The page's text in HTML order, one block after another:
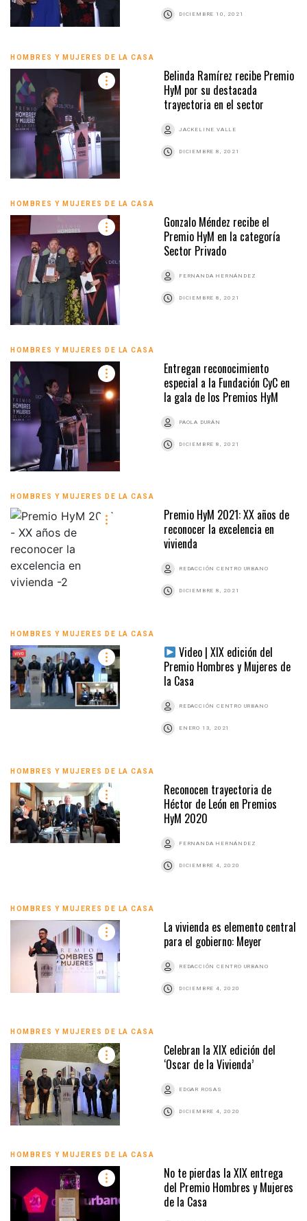
DICIEMBRE 10, 2021
HOMBRES Y MUJERES DE LA CASA
Belinda Ramírez recibe Premio
HyM por su destacada
trayectoria en el sector
JACKELINE VALLE
DICIEMBRE 8, 2021
HOMBRES Y MUJERES DE LA CASA
Gonzalo Méndez recibe el
Premio HyM en la categoría
Sector Privado
FERNANDA HERNÁNDEZ
DICIEMBRE 8, 2021
HOMBRES Y MUJERES DE LA CASA
Entregan reconocimiento
especial a la Fundación CyC en
la gala de los Premios HyM
PAOLA DURÁN
DICIEMBRE 8, 2021
HOMBRES Y MUJERES DE LA CASA
Premio HyM 2021: XX años de
reconocer la excelencia en
vivienda
REDACCIÓN CENTRO URBANO
DICIEMBRE 8, 2021
HOMBRES Y MUJERES DE LA CASA
Video | XIX edición del
Premio Hombres y Mujeres de
la Casa
REDACCIÓN CENTRO URBANO
ENERO 13, 2021
HOMBRES Y MUJERES DE LA CASA
Reconocen trayectoria de
Héctor de León en Premios
HyM 2020
FERNANDA HERNÁNDEZ
DICIEMBRE 4, 2020
HOMBRES Y MUJERES DE LA CASA
La vivienda es elemento central
para el gobierno: Meyer
REDACCIÓN CENTRO URBANO
DICIEMBRE 4, 2020
HOMBRES Y MUJERES DE LA CASA
Celebran la XIX edición del
‘Oscar de la Vivienda’
EDGAR ROSAS
DICIEMBRE 4, 2020
HOMBRES Y MUJERES DE LA CASA
No te pierdas la XIX entrega
del Premio Hombres y Mujeres
de la Casa